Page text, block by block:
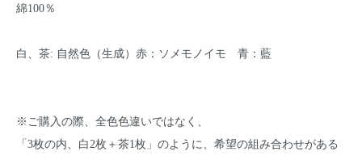
綿100％
白、茶: 自然色（生成）赤：ソメモノイモ 青：藍
※ご購入の際、全色色違いではなく、
「3枚の内、白2枚＋茶1枚」のように、希望の組み合わせがある